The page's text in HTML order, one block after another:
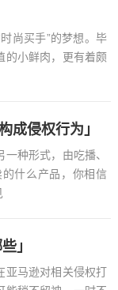
尚买手”的梦想。毕
的小鲜肉，更有着颇
成侵权行为」
种形式，由吃播、
什么产品，你相信
」
亚马逊对相关侵权打